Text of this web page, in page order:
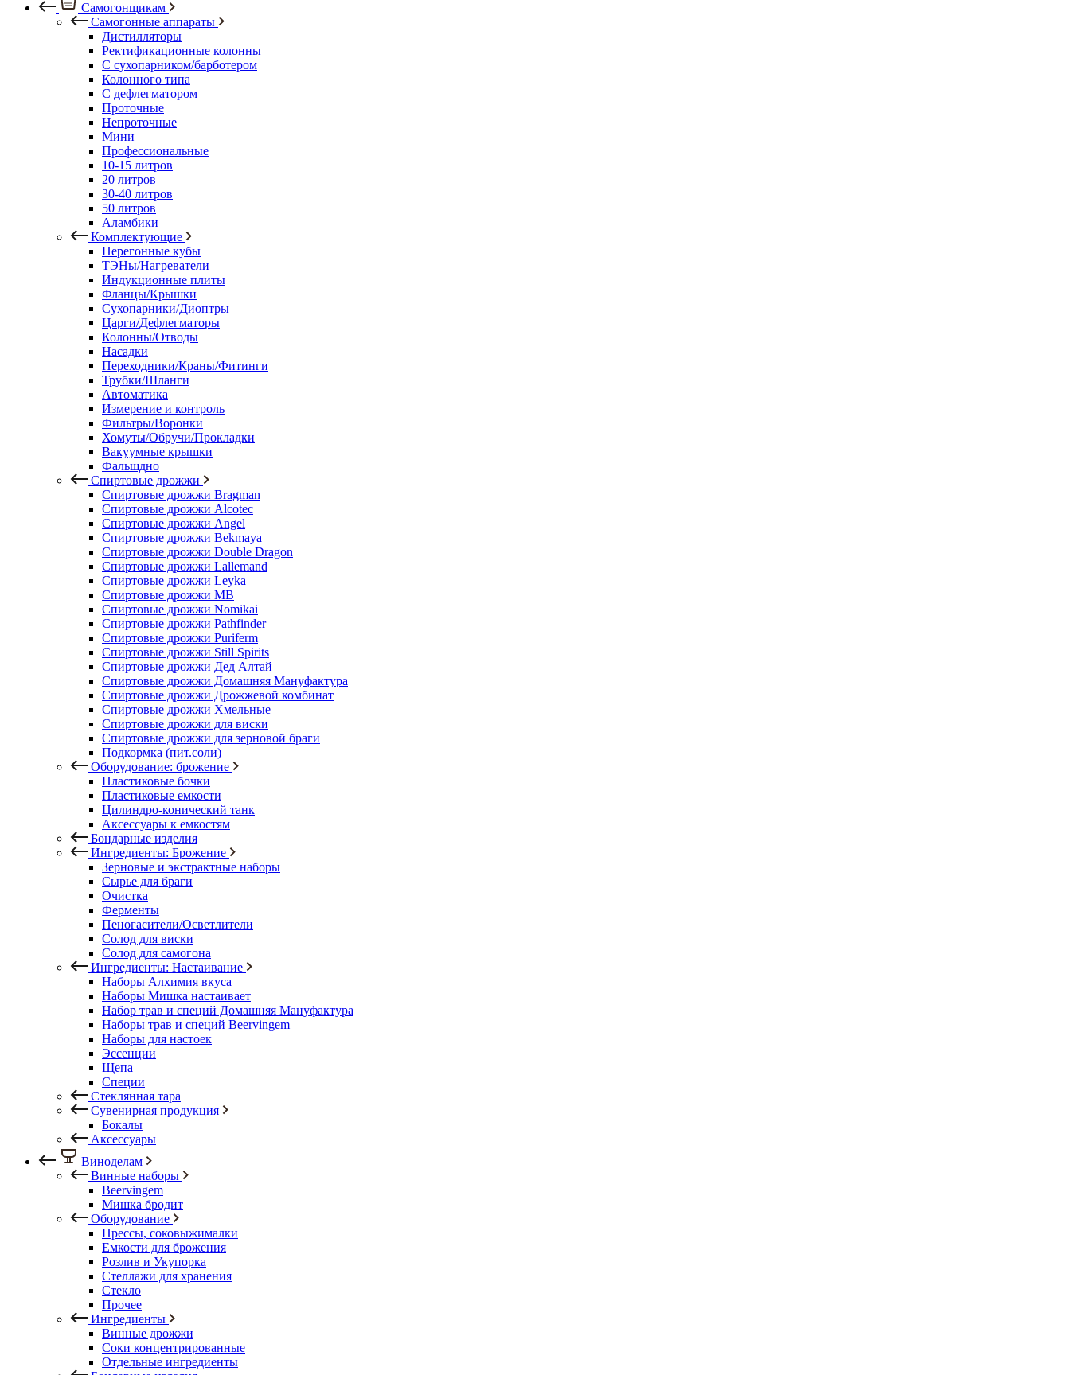
Самогонщикам
Самогонные аппараты
Дистилляторы
Ректификационные колонны
С сухопарником/барботером
Колонного типа
С дефлегматором
Проточные
Непроточные
Мини
Профессиональные
10-15 литров
20 литров
30-40 литров
50 литров
Аламбики
Комплектующие
Перегонные кубы
ТЭНы/Нагреватели
Индукционные плиты
Фланцы/Крышки
Сухопарники/Диоптры
Царги/Дефлегматоры
Колонны/Отводы
Насадки
Переходники/Краны/Фитинги
Трубки/Шланги
Автоматика
Измерение и контроль
Фильтры/Воронки
Хомуты/Обручи/Прокладки
Вакуумные крышки
Фальшдно
Спиртовые дрожжи
Спиртовые дрожжи Bragman
Спиртовые дрожжи Alcotec
Спиртовые дрожжи Angel
Спиртовые дрожжи Bekmaya
Спиртовые дрожжи Double Dragon
Спиртовые дрожжи Lallemand
Спиртовые дрожжи Leyka
Спиртовые дрожжи MB
Спиртовые дрожжи Nomikai
Спиртовые дрожжи Pathfinder
Спиртовые дрожжи Puriferm
Спиртовые дрожжи Still Spirits
Спиртовые дрожжи Дед Алтай
Спиртовые дрожжи Домашняя Мануфактура
Спиртовые дрожжи Дрожжевой комбинат
Спиртовые дрожжи Хмельные
Спиртовые дрожжи для виски
Спиртовые дрожжи для зерновой браги
Подкормка (пит.соли)
Оборудование: брожение
Пластиковые бочки
Пластиковые емкости
Цилиндро-конический танк
Аксессуары к емкостям
Бондарные изделия
Ингредиенты: Брожение
Зерновые и экстрактные наборы
Сырье для браги
Очистка
Ферменты
Пеногасители/Осветлители
Солод для виски
Солод для самогона
Ингредиенты: Настаивание
Наборы Алхимия вкуса
Наборы Мишка настаивает
Набор трав и специй Домашняя Мануфактура
Наборы трав и специй Beervingem
Наборы для настоек
Эссенции
Щепа
Специи
Стеклянная тара
Сувенирная продукция
Бокалы
Аксессуары
Виноделам
Винные наборы
Beervingem
Мишка бродит
Оборудование
Прессы, соковыжималки
Емкости для брожения
Розлив и Укупорка
Стеллажи для хранения
Стекло
Прочее
Ингредиенты
Винные дрожжи
Соки концентрированные
Отдельные ингредиенты